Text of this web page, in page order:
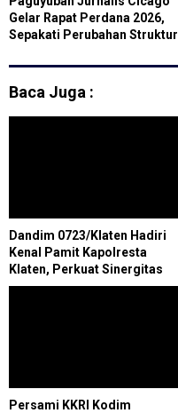
Gelar Rapat Perdana 2026,
Sepakati Perubahan Struktur
Baca Juga :
Dandim 0723/Klaten Hadiri
Kenal Pamit Kapolresta
Klaten, Perkuat Sinergitas
Forkopimda Untuk Menjaga
Persami KKRI Kodim